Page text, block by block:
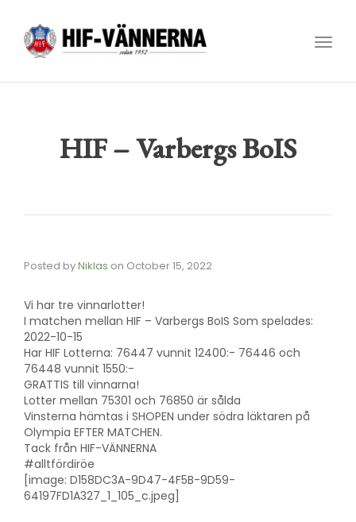
HIF – Varbergs BoIS
Posted byNiklas on October 15, 2022
Vi har tre vinnarlotter!
I matchen mellan HIF – Varbergs BoIS Som spelades:
2022-10-15
Har HIF Lotterna: 76447 vunnit 12400:- 76446 och
76448 vunnit 1550:-
GRATTIS till vinnarna!
Lotter mellan 75301 och 76850 är sålda
Vinsterna hämtas i SHOPEN under södra läktaren på
Olympia EFTER MATCHEN.
Tack från HIF-VÄNNERNA
#alltfördiröe
[image: D158DC3A-9D47-4F5B-9D59-
64197FD1A327_1_105_c.jpeg]